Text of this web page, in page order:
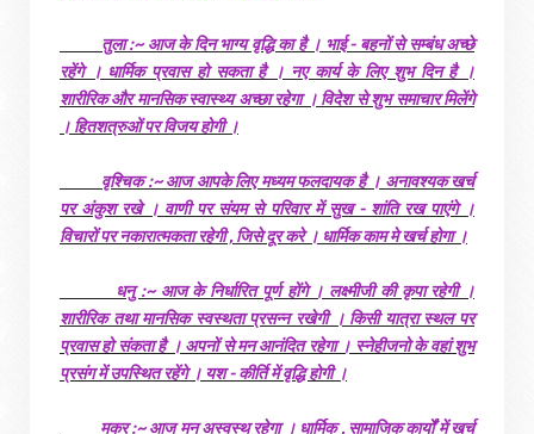
तुला :~ आज के दिन भाग्य वृद्धि का है । भाई - बहनों से सम्बंध अच्छे
रहेंगे । धार्मिक प्रवास हो सकता है । नए कार्य के लिए शुभ दिन है ।
शारीरिक और मानसिक स्वास्थ्य अच्छा रहेगा । विदेश से शुभ समाचार मिलेंगे
। हितशत्रुओं पर विजय होगी ।
वृश्चिक :~ आज आपके लिए मध्यम फलदायक है । अनावश्यक खर्च
पर अंकुश रखे । वाणी पर संयम से परिवार में सुख - शांति रख पाएंगे ।
विचारों पर नकारात्मकता रहेगी , जिसे दूर करे । धार्मिक काम मे खर्च होगा ।
धनु :~ आज के निर्धारित पूर्ण होंगे । लक्ष्मीजी की कृपा रहेगी ।
शारीरिक तथा मानसिक स्वस्थता प्रसन्न रखेगी । किसी यात्रा स्थल पर
प्रवास हो संकता है । अपनों से मन आनंदित रहेगा । स्नेहीजनो के वहां शुभ
प्रसंग में उपस्थित रहेंगे । यश - कीर्ति में वृद्धि होगी ।
मकर :~ आज मन अस्वस्थ रहेगा । धार्मिक , सामाजिक कार्यों में खर्च